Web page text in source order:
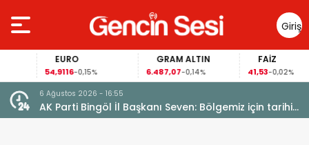
Giriş
Yap
EURO
54,9116-0,15%
GRAM ALTIN
6.487,07-0,14%
FAİZ
41,53-0,02%
6 Ağustos 2026 - 16:55
AK Parti Bingöl İl Başkanı Seven: Bölgemiz için tarihi
fırsat pencereleri açılıyor